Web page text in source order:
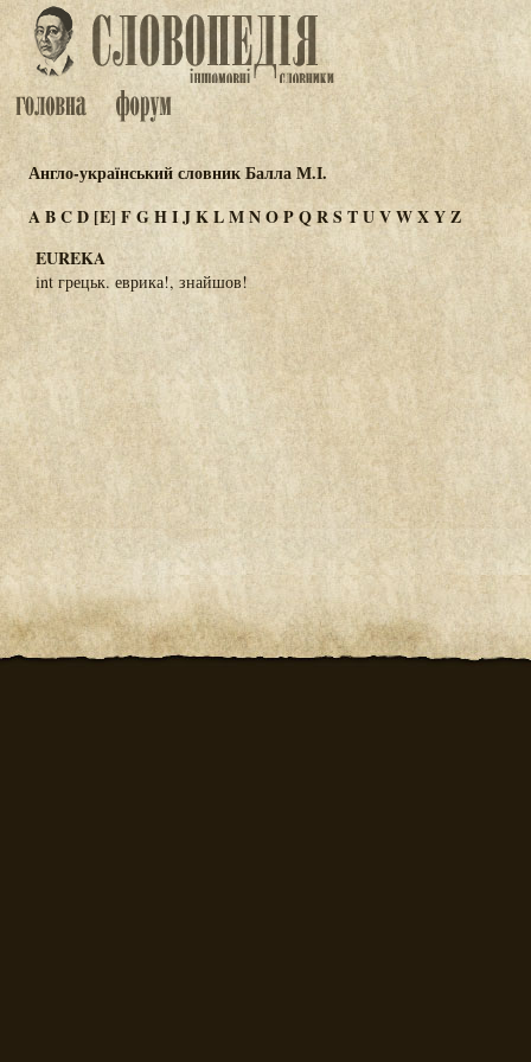
Англо-український словник Балла М.І.
ABCD[E] FGHIJKLMNOPQRSTUVWXYZ
EUREKA
int грецьк. еврика!, знайшов!